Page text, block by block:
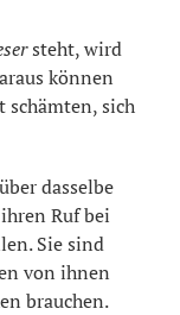
steht, wird
können
schämten, sich
dasselbe
Ruf bei
Sie sind
von ihnen
brauchen.